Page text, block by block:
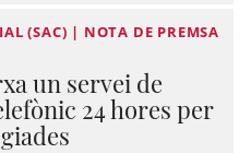
(SAC) | NOTA DE PREMSA
un servei de
24 hores per